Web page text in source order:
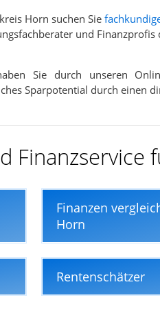
Horn suchen Sie
und
Sie durch unseren
Sparpotential durch einen
Finanzservice
Finanzen
Horn
Rentenschätzer